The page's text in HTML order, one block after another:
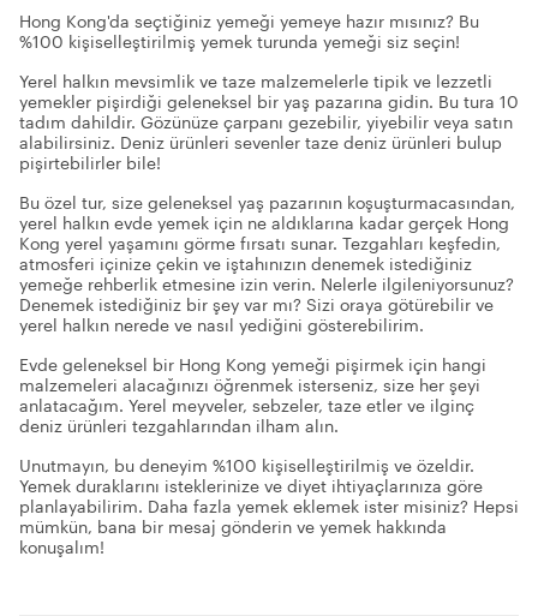
Hong Kong'da seçtiğiniz yemeği yemeye hazır mısınız? Bu
%100 kişiselleştirilmiş yemek turunda yemeği siz seçin!
Yerel halkın mevsimlik ve taze malzemelerle tipik ve lezzetli
yemekler pişirdiği geleneksel bir yaş pazarına gidin. Bu tura 10
tadım dahildir. Gözünüze çarpanı gezebilir, yiyebilir veya satın
alabilirsiniz. Deniz ürünleri sevenler taze deniz ürünleri bulup
pişirtebilirler bile!
Bu özel tur, size geleneksel yaş pazarının koşuşturmacasından,
yerel halkın evde yemek için ne aldıklarına kadar gerçek Hong
Kong yerel yaşamını görme fırsatı sunar. Tezgahları keşfedin,
atmosferi içinize çekin ve iştahınızın denemek istediğiniz
yemeğe rehberlik etmesine izin verin. Nelerle ilgileniyorsunuz?
Denemek istediğiniz bir şey var mı? Sizi oraya götürebilir ve
yerel halkın nerede ve nasıl yediğini gösterebilirim.
Evde geleneksel bir Hong Kong yemeği pişirmek için hangi
malzemeleri alacağınızı öğrenmek isterseniz, size her şeyi
anlatacağım. Yerel meyveler, sebzeler, taze etler ve ilginç
deniz ürünleri tezgahlarından ilham alın.
Unutmayın, bu deneyim %100 kişiselleştirilmiş ve özeldir.
Yemek duraklarını isteklerinize ve diyet ihtiyaçlarınıza göre
planlayabilirim. Daha fazla yemek eklemek ister misiniz? Hepsi
mümkün, bana bir mesaj gönderin ve yemek hakkında
konuşalım!